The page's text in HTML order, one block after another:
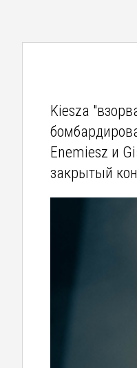
Kiesza
Enemiesz и
закрытый